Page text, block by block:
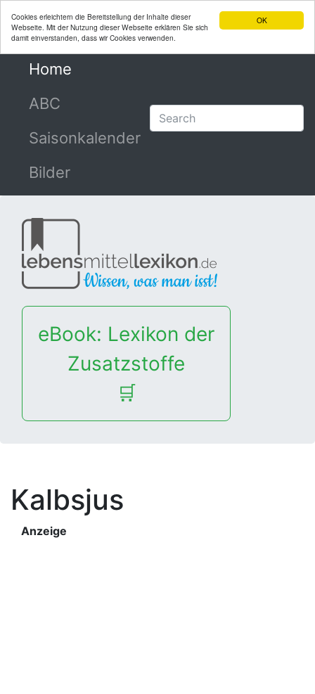
OK
Cookies erleichtern die Bereitstellung der Inhalte dieser
Webseite. Mit der Nutzung dieser Webseite erklären Sie sich
damit einverstanden, dass wir Cookies verwenden.
Home
ABC
Saisonkalender
Bilder
eBook: Lexikon der
Zusatzstoffe
🛒
Kalbsjus
Anzeige